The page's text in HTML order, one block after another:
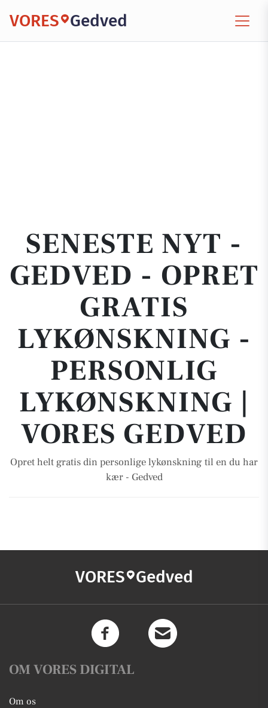
VORES Gedved
SENESTE NYT -
GEDVED - OPRET
GRATIS
LYKØNSKNING -
PERSONLIG
LYKØNSKNING |
VORES GEDVED
Opret helt gratis din personlige lykønskning til en du har
kær - Gedved
VORES Gedved
OM VORES DIGITAL
Om os